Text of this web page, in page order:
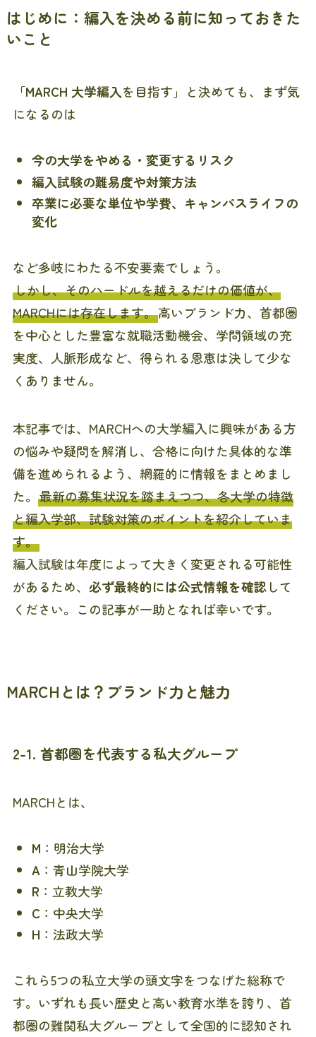
はじめに：編入を決める前に知っておきた
いこと
「MARCH 大学編入を目指す」と決めても、まず気
になるのは
今の大学をやめる・変更するリスク
編入試験の難易度や対策方法
卒業に必要な単位や学費、キャンパスライフの
変化
など多岐にわたる不安要素でしょう。
しかし、そのハードルを越えるだけの価値が、
MARCHには存在します。高いブランド力、首都圏
を中心とした豊富な就職活動機会、学問領域の充
実度、人脈形成など、得られる恩恵は決して少な
くありません。
本記事では、MARCHへの大学編入に興味がある方
の悩みや疑問を解消し、合格に向けた具体的な準
備を進められるよう、網羅的に情報をまとめまし
た。 最新の募集状況を踏まえつつ、各大学の特徴
と編入学部、試験対策のポイントを紹介していま
す。
編入試験は年度によって大きく変更される可能性
があるため、 必ず最終的には公式情報を確認して
ください。この記事が一助となれば幸いです。
MARCHとは？ブランド力と魅力
2-1. 首都圏を代表する私大グループ
MARCHとは、
M ：明治大学
A ：青山学院大学
R ：立教大学
C ：中央大学
H ：法政大学
これら5つの私立大学の頭文字をつなげた総称で
す。いずれも長い歴史と高い教育水準を誇り、首
都圏の難関私大グループとして全国的に認知され